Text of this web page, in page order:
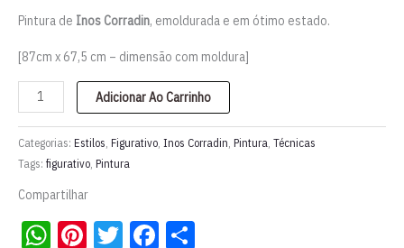
Pintura de Inos Corradin, emoldurada e em ótimo estado.
[87cm x 67,5 cm – dimensão com moldura]
Pintura
[II]
|
Inos
Adicionar Ao Carrinho
Categorias: Estilos Figurativo Inos Corradin Pintura Técnicas
Tags: figurativo Pintura
Compartilhar
WhatsApp
Pinterest
TwitterFacebook